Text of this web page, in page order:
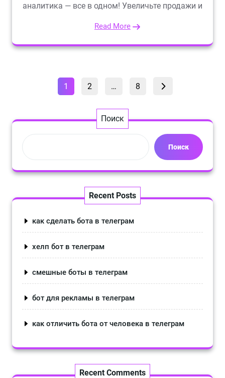
аналитика — все в одном! Увеличьте продажи и
Read More
Пагинация
Страница
1 Страница
2 … Страница
8
Поиск
Поиск
Recent Posts
как сделать бота в телеграм
хелп бот в телеграм
смешные боты в телеграм
бот для рекламы в телеграм
как отличить бота от человека в телеграм
Recent Comments